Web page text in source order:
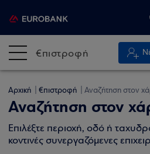
€πιστροφή
Αρχική €πιστροφή Αναζήτηση στον
Αναζήτηση στον
Επιλέξτε περιοχή, οδό ή
κοντινές συνεργαζόμενες